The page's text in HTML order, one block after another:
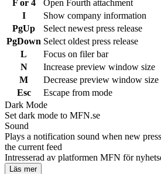
F or 4
Open Fourth attachment
I
Show company information
PgUp
Select newest press release
PgDown Select oldest press release
L
Focus on filer bar
N
Increase preview window size
M
Decrease preview window size
Esc
Escape from mode
Dark Mode
Set dark mode to MFN.se
Sound
Plays a notification sound when new
the current feed
Intresserad av platformen MFN för
Läs mer